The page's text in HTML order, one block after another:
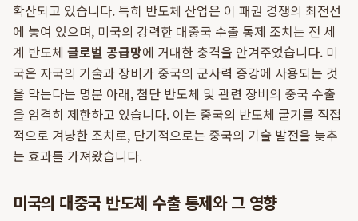
확산되고 있습니다. 특히 반도체 산업은 이 패권 경쟁의 최전선
에 놓여 있으며, 미국의 강력한 대중국 수출 통제 조치는 전 세
계 반도체 글로벌 공급망에 거대한 충격을 안겨주었습니다. 미
국은 자국의 기술과 장비가 중국의 군사력 증강에 사용되는 것
을 막는다는 명분 아래, 첨단 반도체 및 관련 장비의 중국 수출
을 엄격히 제한하고 있습니다. 이는 중국의 반도체 굴기를 직접
적으로 겨냥한 조치로, 단기적으로는 중국의 기술 발전을 늦추
는 효과를 가져왔습니다.
미국의 대중국 반도체 수출 통제와 그 영향